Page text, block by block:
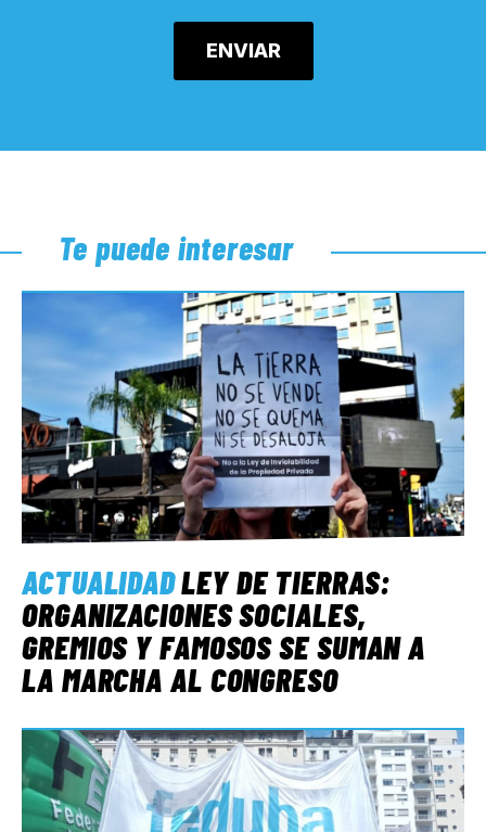
Te puede interesar
ACTUALIDADLEY DE TIERRAS:
ORGANIZACIONES SOCIALES,
GREMIOS Y FAMOSOS SE SUMAN A
LA MARCHA AL CONGRESO